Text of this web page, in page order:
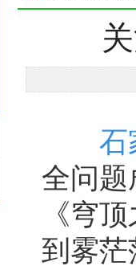
石
全问
《穹
到雾